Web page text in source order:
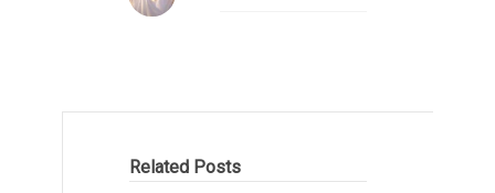
Related Posts